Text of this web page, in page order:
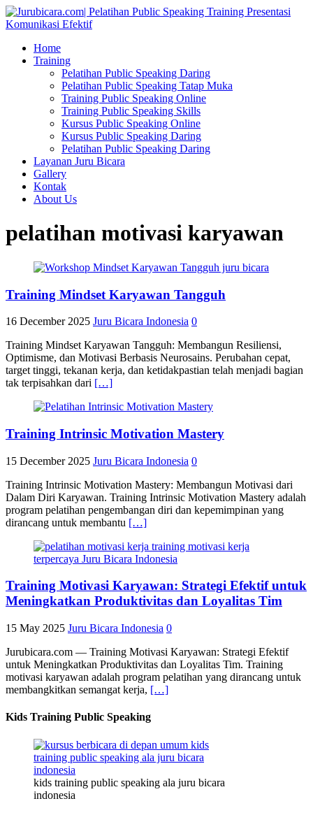
Home
Training
Pelatihan Public Speaking Daring
Pelatihan Public Speaking Tatap Muka
Training Public Speaking Online
Training Public Speaking Skills
Kursus Public Speaking Online
Kursus Public Speaking Daring
Pelatihan Public Speaking Daring
Layanan Juru Bicara
Gallery
Kontak
About Us
pelatihan motivasi karyawan
Training Mindset Karyawan Tangguh
16 December 2025 Juru Bicara Indonesia 0
Training Mindset Karyawan Tangguh: Membangun Resiliensi,
Optimisme, dan Motivasi Berbasis Neurosains. Perubahan cepat,
target tinggi, tekanan kerja, dan ketidakpastian telah menjadi bagian
tak terpisahkan dari […]
Training Intrinsic Motivation Mastery
15 December 2025 Juru Bicara Indonesia 0
Training Intrinsic Motivation Mastery: Membangun Motivasi dari
Dalam Diri Karyawan. Training Intrinsic Motivation Mastery adalah
program pelatihan pengembangan diri dan kepemimpinan yang
dirancang untuk membantu […]
Training Motivasi Karyawan: Strategi Efektif untuk
Meningkatkan Produktivitas dan Loyalitas Tim
15 May 2025 Juru Bicara Indonesia 0
Jurubicara.com — Training Motivasi Karyawan: Strategi Efektif
untuk Meningkatkan Produktivitas dan Loyalitas Tim. Training
motivasi karyawan adalah program pelatihan yang dirancang untuk
membangkitkan semangat kerja, […]
Kids Training Public Speaking
kids training public speaking ala juru bicara
indonesia